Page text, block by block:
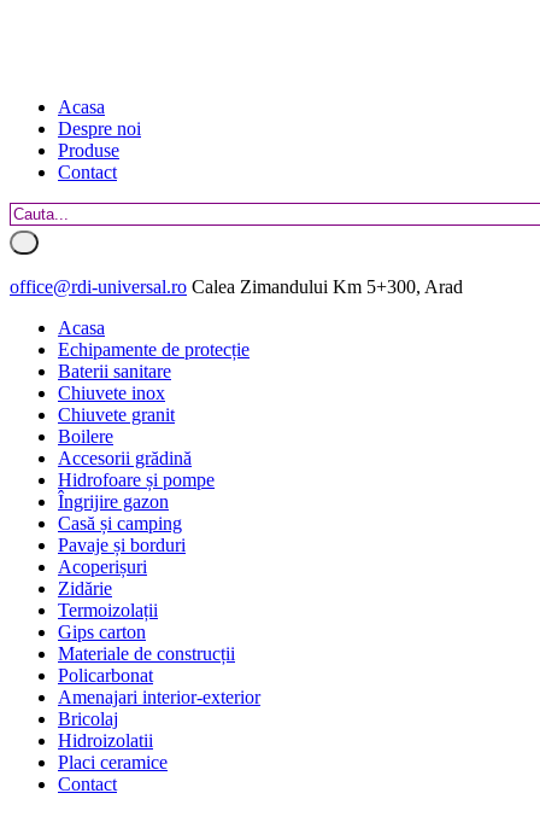
Acasa
Despre noi
Produse
Contact
office@rdi-universal.ro Calea Zimandului Km 5+300, Arad
Acasa
Echipamente de protecție
Baterii sanitare
Chiuvete inox
Chiuvete granit
Boilere
Accesorii grădină
Hidrofoare și pompe
Îngrijire gazon
Casă și camping
Pavaje și borduri
Acoperișuri
Zidărie
Termoizolații
Gips carton
Materiale de construcții
Policarbonat
Amenajari interior-exterior
Bricolaj
Hidroizolatii
Placi ceramice
Contact